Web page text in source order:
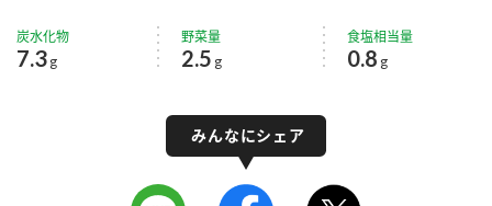
炭水化物
7.3g
野菜量
2.5 g
食塩相当量
0.8 g